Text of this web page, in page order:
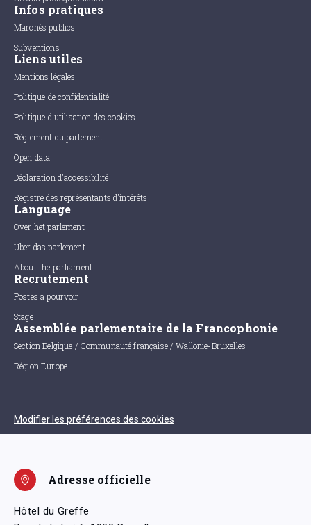
Infos pratiques
Marchés publics
Subventions
Liens utiles
Mentions légales
Politique de confidentialité
Politique d'utilisation des cookies
Règlement du parlement
Open data
Déclaration d'accessibilité
Registre des représentants d'intérêts
Language
Over het parlement
Uber das parlement
About the parliament
Recrutement
Postes à pourvoir
Stage
Assemblée parlementaire de la Francophonie
Section Belgique / Communauté française / Wallonie-Bruxelles
Région Europe
Modifier les préférences des cookies
Adresse officielle
Hôtel du Greffe